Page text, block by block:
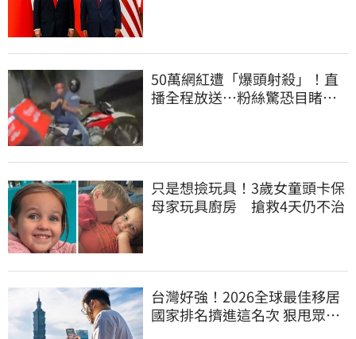
50萬網紅遭「爆頭射殺」！直
播全程放送…粉絲驚恐目睹慘
只是想撿玩具！3歲女童頭卡保
母家玩具廚房 搶救4天仍不治
台灣好強！2026全球最佳移居
國家排名擠進這名次 狠甩眾多